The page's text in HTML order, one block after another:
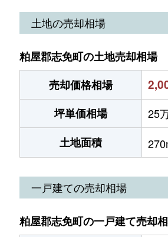
土地の売却相場
粕屋郡志免町の土地売却相場
売却価格相場
坪単価相場
25
土地面積
一戸建ての売却相場
粕屋郡志免町の一戸建て売却